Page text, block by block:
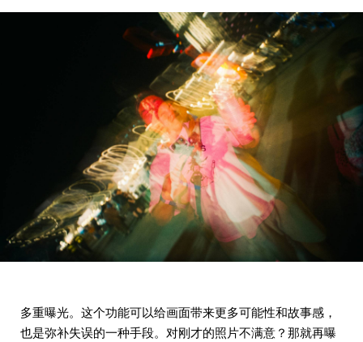
多重曝光。这个功能可以给画面带来更多可能性和故事感，
也是弥补失误的一种手段。对刚才的照片不满意？那就再曝